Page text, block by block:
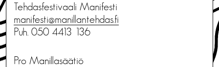
Tehdasfestivaali Manifesti
manifesti@manillantehdas.fi
Puh. 050 4413 136
Pro Manillasäätiö